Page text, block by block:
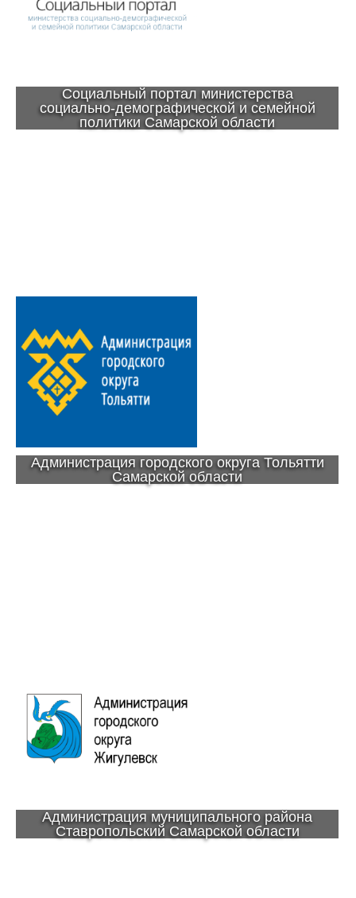
Социальный портал министерства
социально-демографической и семейной
политики Самарской области
Администрация городского округа Тольятти
Самарской области
Администрация муниципального района
Ставропольский Самарской области